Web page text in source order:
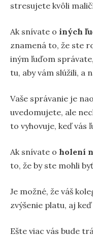
stresujete kvôli
Ak snívate o iných
znamená to, že ste
iným ľuďom
tu, aby vám slúžili, a
Vaše správanie je
uvedomujete, ale
to vyhovuje, keď vás
Ak snívate o holení
to, že by ste mohli
Je možné, že váš
zvýšenie platu, aj
Ešte viac vás bude